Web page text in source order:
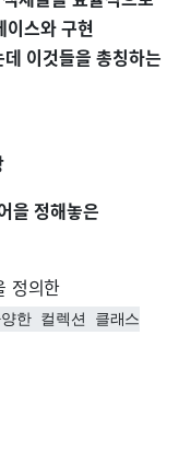
이스와 구현
이것들을 총칭하는
을 정해놓은
정의한
한 컬렉션 클래스